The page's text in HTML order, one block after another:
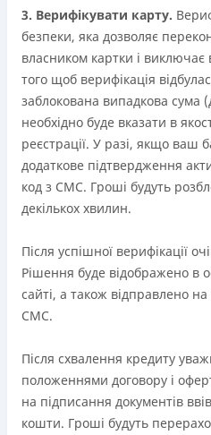
3. Верифікувати карту.
безпеки, яка дозволяє
власником картки і виключає
того щоб верифікація
заблокована випадкова сума
необхідно буде вказати в
реєстрації. У разі, якщо ваш
додаткове підтвердження
код з СМС. Гроші будуть
декількох хвилин.
Після успішної верифікації
Рішення буде відображено в
сайті, а також відправлено
СМС.
Після схвалення кредиту
положеннями договору і
на підписання документів
кошти. Гроші будуть